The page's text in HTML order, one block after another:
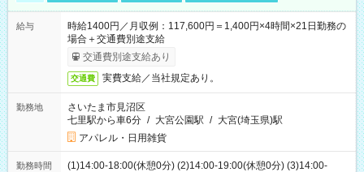
給与
時給1400円／月収例：117,600円＝1,400円×4時間×21日勤務の
場合＋交通費別途支給
交通費別途支給あり
交通費 実費支給／当社規定あり。
勤務地
さいたま市見沼区
七里駅から車6分 / 大宮公園駅 / 大宮(埼玉県)駅
アパレル・日用雑貨
勤務時間
(1)14:00-18:00(休憩0分) (2)14:00-19:00(休憩0分) (3)14:00-